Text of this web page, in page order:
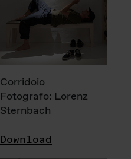
Corridoio
Fotografo: Lorenz
Sternbach
Download